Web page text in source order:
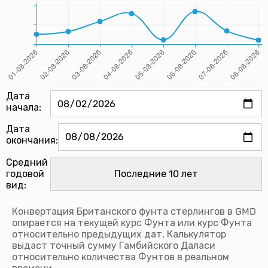
Дата
начала:
Дата
окончания:
Средний
годовой
вид:
Конвертация Британского фунта стерлингов в GMD
опирается на текущей курс Фунта или курс Фунта
относительно предыдущих дат. Калькулятор
выдаст точный сумму Гамбийского Даласи
относительно количества Фунтов в реальном